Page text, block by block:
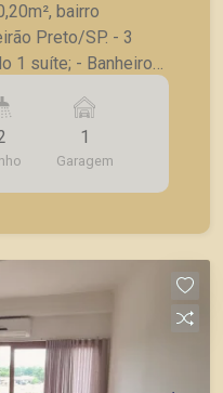
bairro
Preto/SP. - 3
1 suíte; - Banheiro
- Sacada; -
- Lavanderia; -
e segurança,
prontos, usados
1
Garagem